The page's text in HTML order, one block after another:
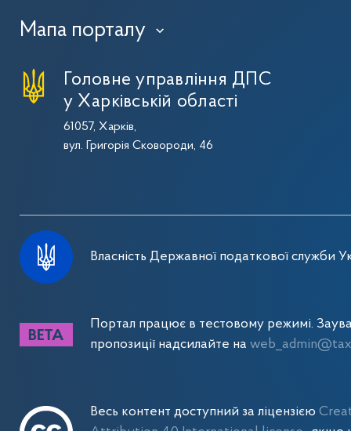
Мапа порталу ›
Головне управління ДПС
у Харківській області
61057, Харків,
вул. Григорія Сковороди, 46
Власність Державної податкової служби
Портал працює в тестовому режимі.
пропозиції надсилайте на
Весь контент доступний за ліцензією